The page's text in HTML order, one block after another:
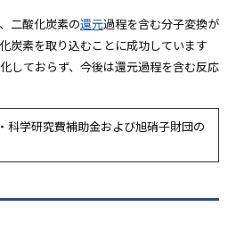
二酸化炭素の還元過程を含む分子変換が
炭素を取り込むことに成功しています
しておらず、今後は還元過程を含む反応
科学研究費補助金および旭硝子財団の